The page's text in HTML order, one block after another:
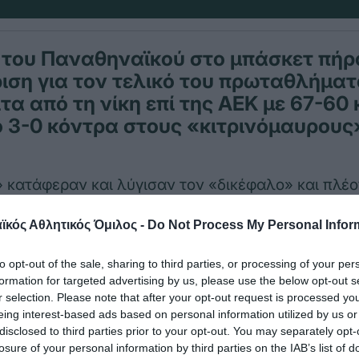
Αθλητικός Όμιλος - Do Not Process My Personal
opt-out of the sale, sharing to third parties, or processing of your
for targeted advertising by us, please use the below opt-out
selection. Please note that after your opt-out request is processed
interest-based ads based on personal information utilized by us
to third parties prior to your opt-out. You may separately
of your personal information by third parties on the IAB’s list of
του Παναθηναϊκού στο μπάσκετ
για τον τελικό του
από τη νίκη επί της ΑΕΚ με 67-60
3-0 κόντρα στους
κατάφεραν και λύγισαν τον «δικέφαλο» και
το Περιστέρι. Τα δεκάλεπτα του
33, 56-51, 67-60
ΑΟ (Σιούτης): Γιαννουλάκης 6, Κορωπιώτης,
Α. 20 (3), Κωστόπουλος Χ., Σιγάλας 6,
Β., Μπαμπίρης 2, Πουλάκης, Μακαριάδης 5 (1),